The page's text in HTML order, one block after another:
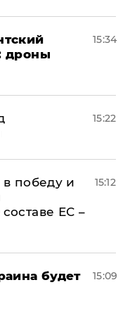
дроны
15:34
15:22
в победу и
ЕС –
15:12
будет
15:09